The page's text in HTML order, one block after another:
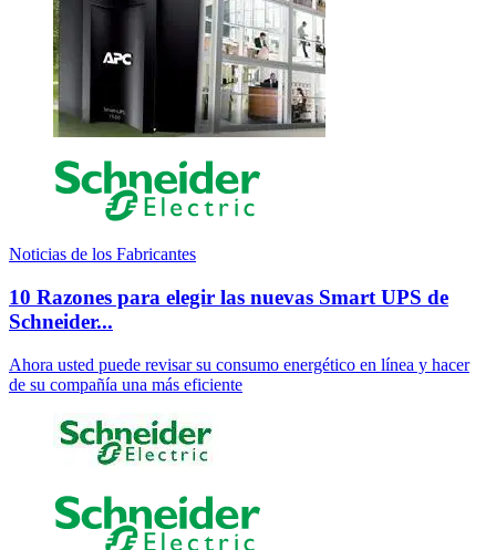
Noticias de los Fabricantes
10 Razones para elegir las nuevas Smart UPS de
Schneider...
Ahora usted puede revisar su consumo energético en línea y hacer
de su compañía una más eficiente